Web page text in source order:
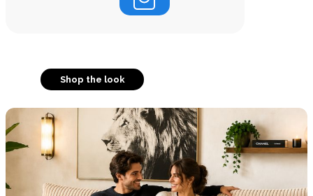
Shop the look